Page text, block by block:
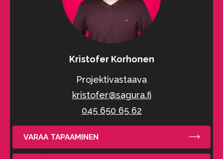
Kristofer Korhonen
Projektivastaava
kristofer@sagura.fi
045 650 65 62
VARAA TAPAAMINEN